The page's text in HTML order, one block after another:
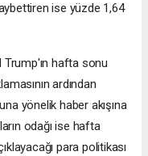
ise yüzde 1,64
Trump'ın hafta sonu
ardından
yönelik haber akışına
odağı ise hafta
para politikası